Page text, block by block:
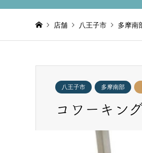
店舗 八王子市 多摩南
八王子市 多摩南部
コワーキン